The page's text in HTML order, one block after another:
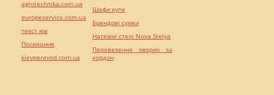
agrotechnika.com.ua
europeservice.com.ua
текст юа
Посилання
kievperevod.com.ua
Шафи купе
Брендові сумки
Натяжні стелі Nova Stelya
Перевезення хворих за
кордон